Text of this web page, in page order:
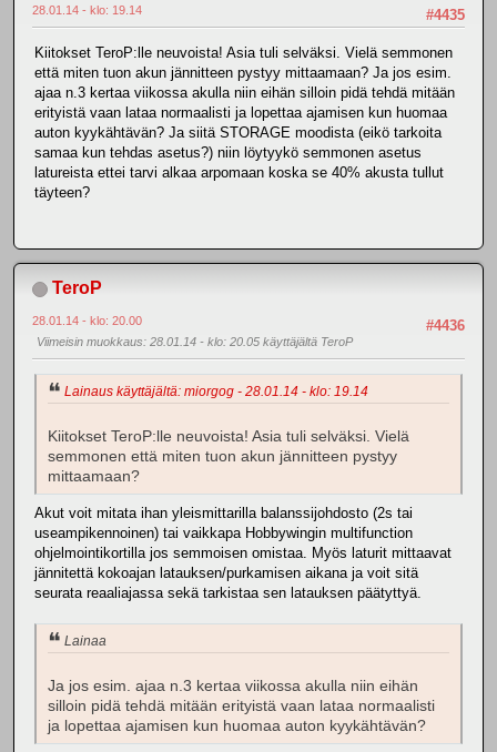
#4435
28.01.14 - klo: 19.14
Kiitokset TeroP:lle neuvoista! Asia tuli selväksi. Vielä semmonen
että miten tuon akun jännitteen pystyy mittaamaan? Ja jos esim.
ajaa n.3 kertaa viikossa akulla niin eihän silloin pidä tehdä mitään
erityistä vaan lataa normaalisti ja lopettaa ajamisen kun huomaa
auton kyykähtävän? Ja siitä STORAGE moodista (eikö tarkoita
samaa kun tehdas asetus?) niin löytyykö semmonen asetus
latureista ettei tarvi alkaa arpomaan koska se 40% akusta tullut
täyteen?
TeroP
#4436
28.01.14 - klo: 20.00
Viimeisin muokkaus: 28.01.14 - klo: 20.05 käyttäjältä TeroP
Lainaus käyttäjältä: miorgog - 28.01.14 - klo: 19.14
Kiitokset TeroP:lle neuvoista! Asia tuli selväksi. Vielä
semmonen että miten tuon akun jännitteen pystyy
mittaamaan?
Akut voit mitata ihan yleismittarilla balanssijohdosto (2s tai
useampikennoinen) tai vaikkapa Hobbywingin multifunction
ohjelmointikortilla jos semmoisen omistaa. Myös laturit mittaavat
jännitettä kokoajan latauksen/purkamisen aikana ja voit sitä
seurata reaaliajassa sekä tarkistaa sen latauksen päätyttyä.
Lainaa
Ja jos esim. ajaa n.3 kertaa viikossa akulla niin eihän
silloin pidä tehdä mitään erityistä vaan lataa normaalisti
ja lopettaa ajamisen kun huomaa auton kyykähtävän?